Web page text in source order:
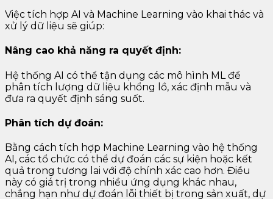
Việc tích hợp AI và Machine Learning vào khai thác và
xử lý dữ liệu sẽ giúp:
Nâng cao khả năng ra quyết định:
Hệ thống AI có thể tận dụng các mô hình ML để
phân tích lượng dữ liệu khổng lồ, xác định mẫu và
đưa ra quyết định sáng suốt.
Phân tích dự đoán:
Bằng cách tích hợp Machine Learning vào hệ thống
AI, các tổ chức có thể dự đoán các sự kiện hoặc kết
quả trong tương lai với độ chính xác cao hơn. Điều
này có giá trị trong nhiều ứng dụng khác nhau,
chẳng hạn như dự đoán lỗi thiết bị trong sản xuất, dự